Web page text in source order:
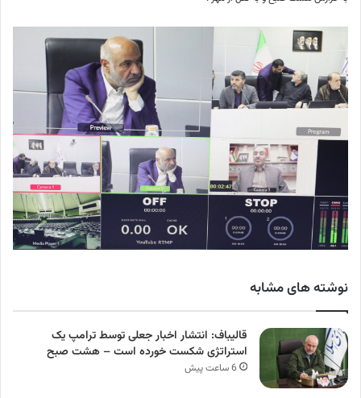
نوشته های مشابه
قالیباف: انتشار اخبار جعلی توسط ترامپ یک
استراتژی شکست خورده است – هشت صبح
6 ساعت پیش